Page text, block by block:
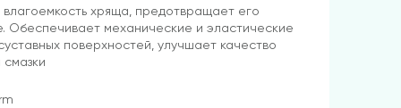
влагоемкость хряща, предотвращает его
Обеспечивает механические и эластические
поверхностей, улучшает качество
смазки